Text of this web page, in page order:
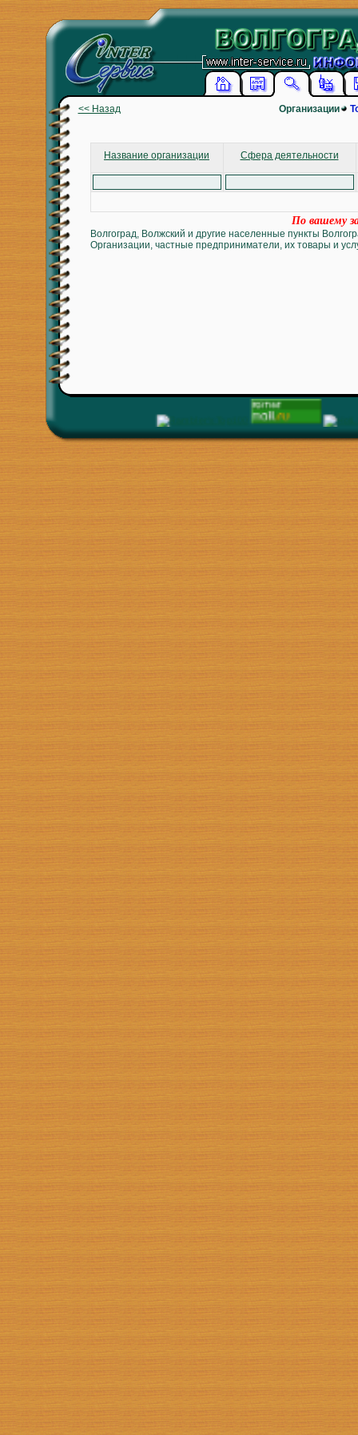
<< Назад Организации
Название организации Сфера деятельности
По вашему
Волгоград, Волжский и другие населенные пункты
Организации, частные предприниматели, их товары и